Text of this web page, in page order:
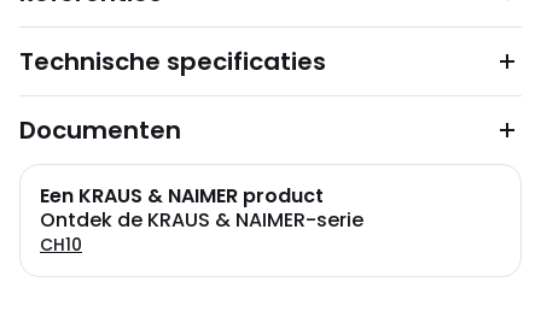
Technische specificaties
Documenten
Een KRAUS & NAIMER product
Ontdek de KRAUS & NAIMER-serie
CH10